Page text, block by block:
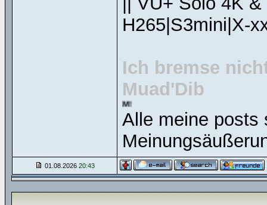
H265|S3mini|X-
Ich bremse
Muad'Dib
Alle meine posts
01.08.2026 20:43